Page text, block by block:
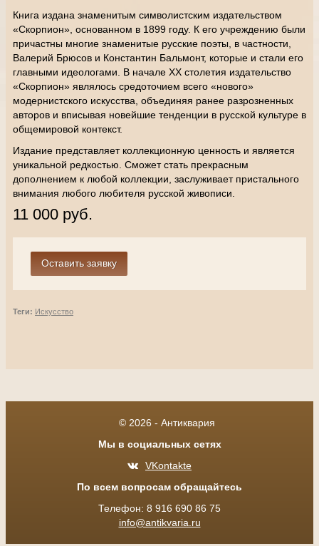
Книга издана знаменитым символистским издательством
«Скорпион», основанном в 1899 году. К его учреждению были
причастны многие знаменитые русские поэты, в частности,
Валерий Брюсов и Константин Бальмонт, которые и стали его
главными идеологами. В начале ХХ столетия издательство
«Скорпион» являлось средоточием всего «нового»
модернистского искусства, объединяя ранее разрозненных
авторов и вписывая новейшие тенденции в русской культуре в
общемировой контекст.
Издание представляет коллекционную ценность и является
уникальной редкостью. Сможет стать прекрасным
дополнением к любой коллекции, заслуживает пристального
внимания любого любителя русской живописи.
11 000 руб.
Теги: Искусство
© 2026 - Антиквария
Мы в социальных сетях
VKontakte
По всем вопросам обращайтесь
Телефон: 8 916 690 86 75
info@antikvaria.ru